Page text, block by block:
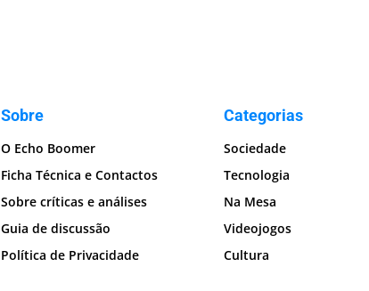
Sobre
O Echo Boomer
Ficha Técnica e Contactos
Sobre críticas e análises
Guia de discussão
Política de Privacidade
Categorias
Sociedade
Tecnologia
Na Mesa
Videojogos
Cultura